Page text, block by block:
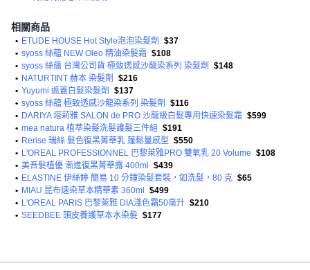
相關商品
• ETUDE HOUSE Hot Style泡泡染髮劑
$37
• syoss 絲蘊 NEW Oleo 精油染髮霜 $108
• syoss 絲蘊 台灣公司貨 極致透感沙龍染系列 染髮劑
$148
• NATURTINT 赫本 染髮劑
$216
• Yuyumi 遮蓋白髮染髮劑
$137
• syoss 絲蘊 極致透感沙龍染系列 染髮劑
$116
• DARIYA 塔莉雅 SALON de PRO 沙龍級白髮專用快速染髮霜 $599
• mea natura 植萃染髮洗髮護髮三件組
$191
• Rerise 瑞絲 髮色復黑菁華乳 蓬鬆量感型 $550
• L'OREAL PROFESSIONNEL 巴黎萊雅PRO 雙氧乳 20 Volume $108
• 美吾髮植優 漸進復黑菁華露 400ml
$439
• ELASTINE 伊絲婷 簡易 10 分鐘染髮套裝，如洗髮，80 克 $65
• MIAU 昆布速染草本精華素 360ml
$499
• L'OREAL PARIS 巴黎萊雅 DIA淺色霜50毫升 $210
• SEEDBEE 頭皮養護草本水染髮 $177